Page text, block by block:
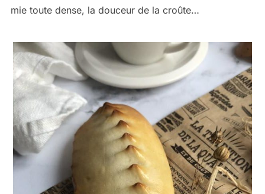
mie toute dense, la douceur de la croûte…